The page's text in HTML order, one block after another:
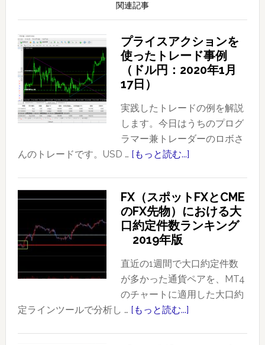
関連記事
プライスアクションを
使ったトレード事例
（ドル円：2020年1月
17日）
実践したトレードの例を解説
します。今日はうちのプログ
ラマー兼トレーダーのロボさ
んのトレードです。USD … [もっと読む...]
イ
ス
ア
シ
ョ
ン
FX（スポットFXとCME
のFX先物）における大
口約定件数ランキング
2019年版
直近の1週間で大口約定件数
が多かった通貨ペアを、MT4
のチャートに適用した大口約
定ラインツールで分析し … [もっと読む...]